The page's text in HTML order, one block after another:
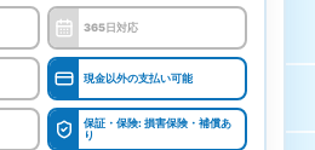
365日対応
現金以外の支払い可能
保証・保険: 損害保険・補償あ
り